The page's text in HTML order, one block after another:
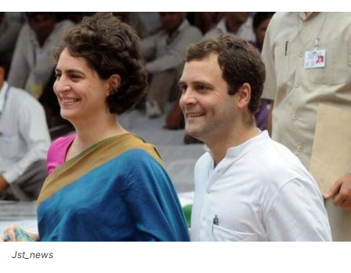
Jst_news